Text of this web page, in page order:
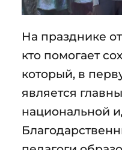
На празднике
кто помогает
который, в
является
национальной